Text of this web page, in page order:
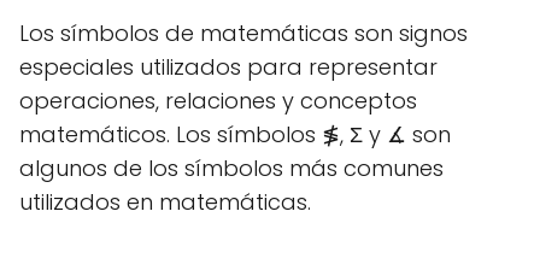
Los símbolos de matemáticas son signos
especiales utilizados para representar
operaciones, relaciones y conceptos
matemáticos. Los símbolos ≸, Σ y ∡ son
algunos de los símbolos más comunes
utilizados en matemáticas.